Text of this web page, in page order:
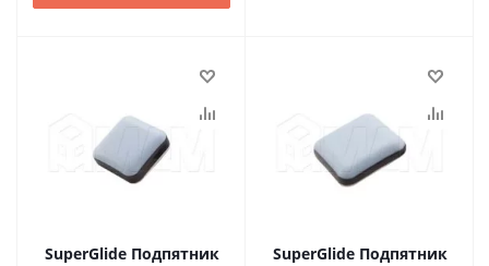
SuperGlide Подпятник
SuperGlide Подпятник